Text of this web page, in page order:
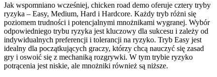
Jak wspomniano wcześniej, chicken road demo oferuje cztery tryby
ryzyka – Easy, Medium, Hard i Hardcore. Każdy tryb różni się
poziomem trudności i potencjalnymi mnożnikami wygranej. Wybór
odpowiedniego trybu ryzyka jest kluczowy dla sukcesu i zależy od
indywidualnych preferencji i tolerancji na ryzyko. Tryb Easy jest
idealny dla początkujących graczy, którzy chcą nauczyć się zasad
gry i oswoić się z mechaniką rozgrywki. W tym trybie ryzyko
potrącenia jest niskie, ale mnożniki również są niższe.